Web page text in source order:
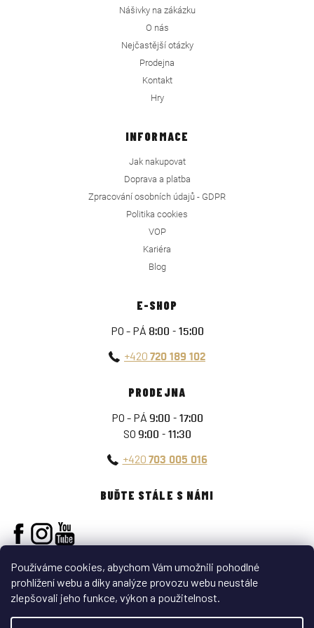
Používáme cookies, abychom Vám umožnili pohodlné
prohlížení webu a díky analýze provozu webu neustále
zlepšovali jeho funkce, výkon a použitelnost.
Nášivky na zákázku
O nás
Nejčastější otázky
Prodejna
Kontakt
Hry
INFORMACE
Jak nakupovat
Doprava a platba
Zpracování osobních údajů - GDPR
Politika cookies
VOP
Kariéra
Blog
E-SHOP
PO - PÁ 8:00 - 15:00
+420 720 189 102
PRODEJNA
PO - PÁ 9:00 - 17:00
SO 9:00 - 11:30
+420 703 005 016
BUĎTE STÁLE S NÁMI